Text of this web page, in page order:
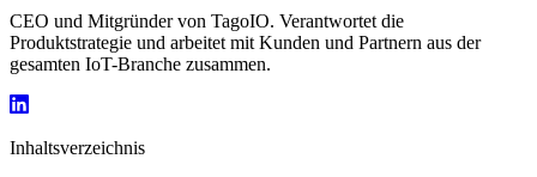
CEO und Mitgründer von TagoIO. Verantwortet die
Produktstrategie und arbeitet mit Kunden und Partnern aus der
gesamten IoT-Branche zusammen.
Inhaltsverzeichnis